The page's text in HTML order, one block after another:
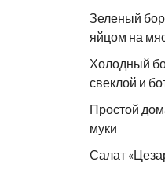
Зеленый
яйцом на
Холодный
свеклой и
Простой
муки
Салат